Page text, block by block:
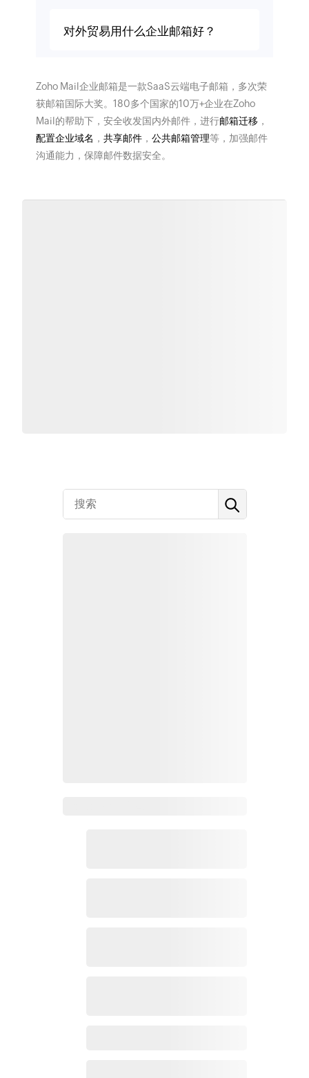
对外贸易用什么企业邮箱好？
Zoho Mail企业邮箱是一款SaaS云端电子邮箱，多次荣
获邮箱国际大奖。180多个国家的10万+企业在Zoho
Mail的帮助下，安全收发国内外邮件，进行邮箱迁移 ，
配置企业域名 ， 共享邮件， 公共邮箱管理等，加强邮件
沟通能力，保障邮件数据安全。